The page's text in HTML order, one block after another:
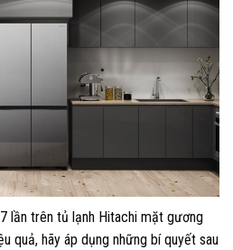
lần trên tủ lạnh Hitachi mặt gương
quả, hãy áp dụng những bí quyết sau